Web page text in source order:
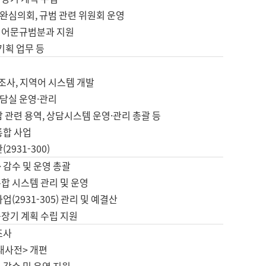
심의회, 규범 관련 위원회 운영
문규범분과 지원
획 업무 등
사, 지역어 시스템 개발
실 운영·관리
련 용역, 상담시스템 운영·관리 총괄 등
사업
(2931-300)
수 및 운영 총괄
시스템 관리 및 운영
업(2931-305) 관리 및 예결산
기 계획 수립 지원
사
사전> 개편